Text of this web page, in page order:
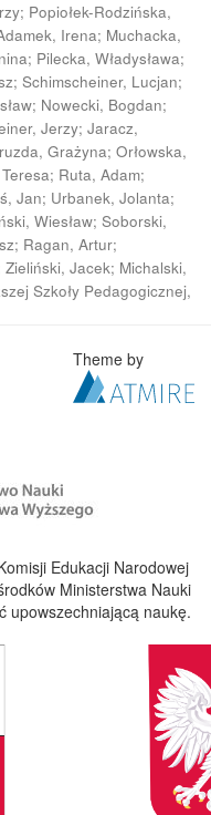
; Popiołek-Rodzińska,
Irena; Muchacka,
; Pilecka, Władysława;
; Schimscheiner, Lucjan;
; Nowecki, Bogdan;
Jerzy; Jaracz,
Grażyna; Orłowska,
; Ruta, Adam;
Jan; Urbanek, Jolanta;
Wiesław; Soborski,
; Ragan, Artur;
Zieliński, Jacek; Michalski,
Szkoły Pedagogicznej,
Theme by
Edukacji Narodowej
Ministerstwa Nauki
upowszechniającą naukę.